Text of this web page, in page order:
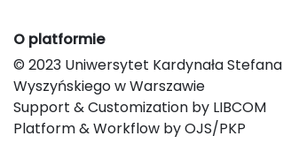
O platformie
© 2023 Uniwersytet Kardynała Stefana
Wyszyńskiego w Warszawie
Support & Customization by LIBCOM
Platform & Workflow by OJS/PKP